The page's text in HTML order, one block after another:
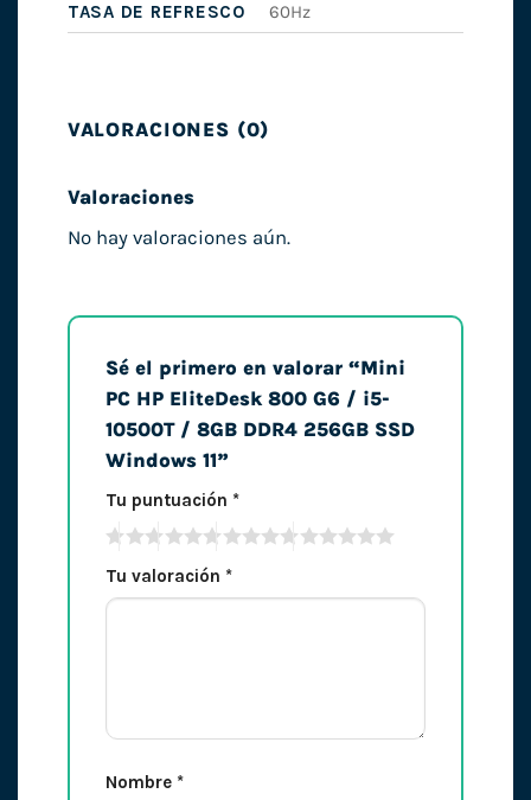
TASA DE REFRESCO
60Hz
VALORACIONES (0)
Valoraciones
No hay valoraciones aún.
Sé el primero en valorar “Mini
PC HP EliteDesk 800 G6 / i5-
10500T / 8GB DDR4 256GB SSD
Windows 11”
Tu puntuación *
Tu valoración *
Nombre *